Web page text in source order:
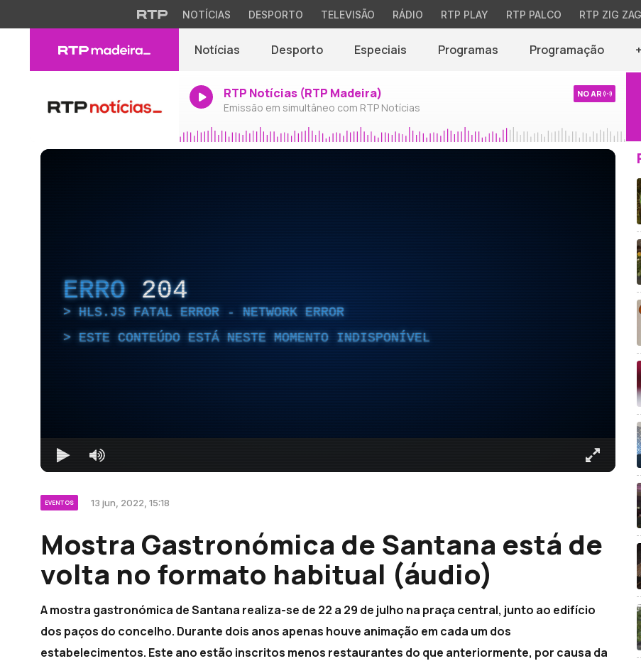
NOTÍCIAS DESPORTO TELEVISÃO RÁDIO RTP PLAY RTP PALCO RTP ZIG ZAG
Notícias Desporto Especiais Programas Programação
RTP Notícias (RTP Madeira)
Emissão em simultâneo com RTP Notícias
NO AR
ERRO 204
HLS.JS FATAL ERROR - NETWORK ERROR
ESTE CONTEÚDO ESTÁ NESTE MOMENTO INDISPONÍVEL
EVENTOS 13 jun, 2022, 15:18
Mostra Gastronómica de Santana está de
volta no formato habitual (áudio)
A mostra gastronómica de Santana realiza-se de 22 a 29 de julho na praça central, junto ao edifício
dos paços do concelho. Durante dois anos apenas houve animação em cada um dos
estabelecimentos. Este ano estão inscritos menos restaurantes do que anteriormente, por causa da